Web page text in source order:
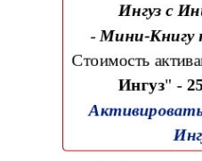
Ингуз с
- Мини-Книгу
Стоимость
Ингуз" -